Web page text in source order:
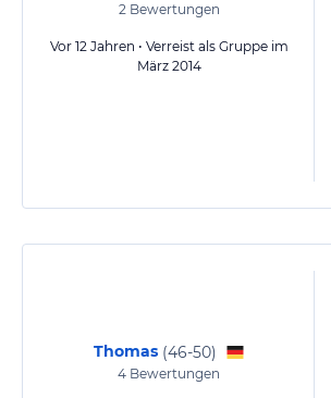
2Bewertungen
Vor 12 Jahren • Verreist als Gruppe im
März 2014
Thomas (46-50)
4 Bewertungen